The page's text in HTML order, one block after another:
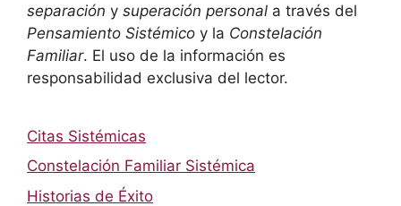
separación y superación personal a través del
Pensamiento Sistémico y la Constelación
Familiar. El uso de la información es
responsabilidad exclusiva del lector.
Citas Sistémicas
Constelación Familiar Sistémica
Historias de Éxito